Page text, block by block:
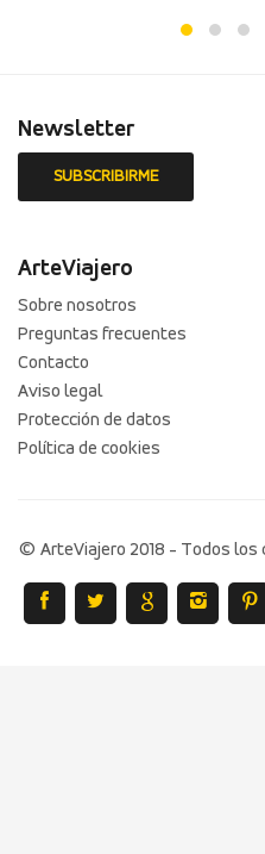
Newsletter
ArteViajero
Sobre nosotros
Preguntas frecuentes
Contacto
Aviso legal
Protección de datos
Política de cookies
© ArteViajero 2018 - Todos los